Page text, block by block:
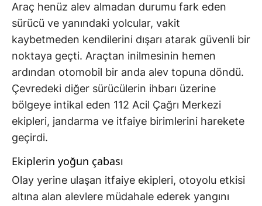
Araç henüz alev almadan durumu fark eden
sürücü ve yanındaki yolcular, vakit
kaybetmeden kendilerini dışarı atarak güvenli bir
noktaya geçti. Araçtan inilmesinin hemen
ardından otomobil bir anda alev topuna döndü.
Çevredeki diğer sürücülerin ihbarı üzerine
bölgeye intikal eden 112 Acil Çağrı Merkezi
ekipleri, jandarma ve itfaiye birimlerini harekete
geçirdi.
Ekiplerin yoğun çabası
Olay yerine ulaşan itfaiye ekipleri, otoyolu etkisi
altına alan alevlere müdahale ederek yangını